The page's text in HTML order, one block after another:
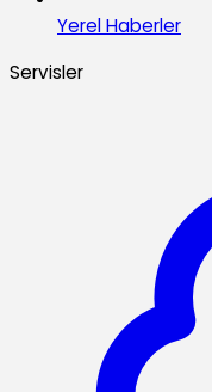
Yerel Haberler
Servisler